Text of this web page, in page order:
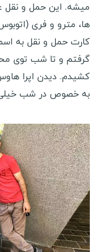
گینه بیسائو
گینه
سیرالئون
لیبریا
مالی
ساحل عاج
غنا
توگو
بنین
نیجر
سیشل
مصر
میشه. این حمل و نقل
ها، مترو و فری
گرفتم و تا شب توی
کشیدم. دیدن اپرا
به خصوص در شب خیلی